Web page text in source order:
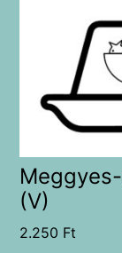
(V)
2.250 Ft